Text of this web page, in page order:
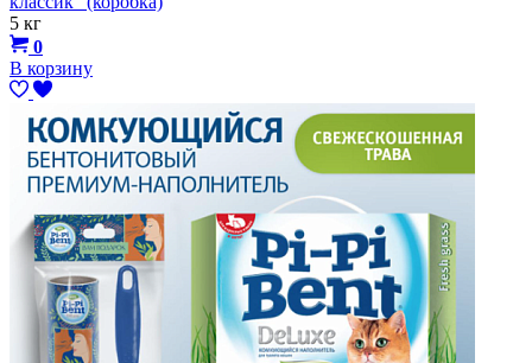
5 кг
0
В корзину